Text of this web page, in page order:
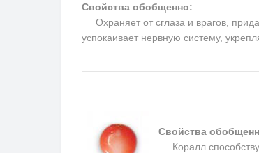
Свойства обобщенно:
Охраняет от сглаза и врагов,
успокаивает нервную систему,
Свойства
Коралл